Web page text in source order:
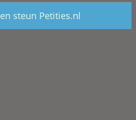
steun Petities.nl